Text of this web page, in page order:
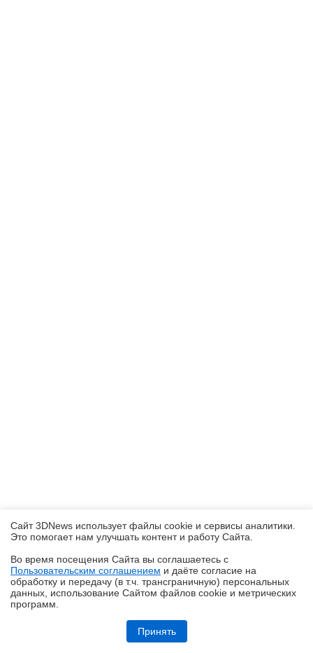
Обзор блока питания Chieftec Stealth (SPX-1000-FC)
Сайт 3DNews использует файлы cookie и сервисы аналитики.
Это помогает нам улучшать контент и работу Cайта.
Во время посещения Cайта вы соглашаетесь с
Пользовательским соглашением и даёте согласие на
обработку и передачу (в т.ч. трансграничную) персональных
данных, использование Cайтом файлов cookie и метрических
программ.
Принять